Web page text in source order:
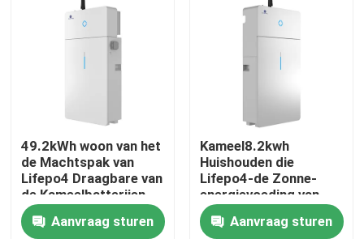
Kwaliteitscontrole
Group Website
De batterij van de autoaanzet
49.2kWh woon van het
de Machtspak van
Lifepo4 Draagbare van
de Kameelbatterijen
van de het Huisenergie
de Opslagsystemen
Aanvraag sturen
Kameel8.2kwh
Huishouden die
Lifepo4-de Zonne-
energievoeding van
Batterijpakken met
Omschakelaar bouwen
Aanvraag sturen